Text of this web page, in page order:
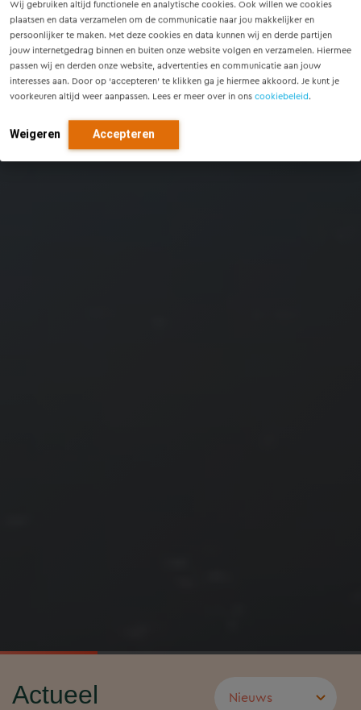
Wij gebruiken altijd functionele en analytische cookies. Ook willen we cookies
plaatsen en data verzamelen om de communicatie naar jou makkelijker en
persoonlijker te maken. Met deze cookies en data kunnen wij en derde partijen
jouw internetgedrag binnen en buiten onze website volgen en verzamelen. Hiermee
passen wij en derden onze website, advertenties en communicatie aan jouw
interesses aan. Door op ‘accepteren’ te klikken ga je hiermee akkoord. Je kunt je
voorkeuren altijd weer aanpassen. Lees er meer over in ons cookiebeleid.
Weigeren Accepteren
Actueel